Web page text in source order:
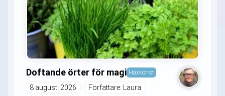
Doftande örter för magi Häxkonst
8 augusti 2026 Författare: Laura